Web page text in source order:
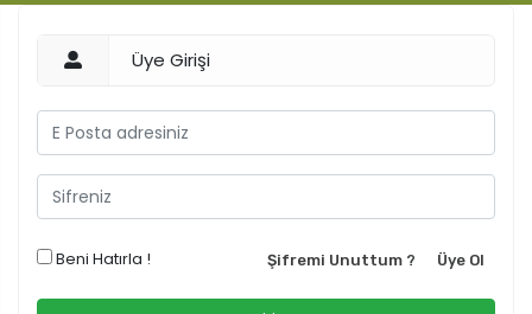
Üye Girişi
Beni Hatırla ! Üye Ol
Şifremi Unuttum ?